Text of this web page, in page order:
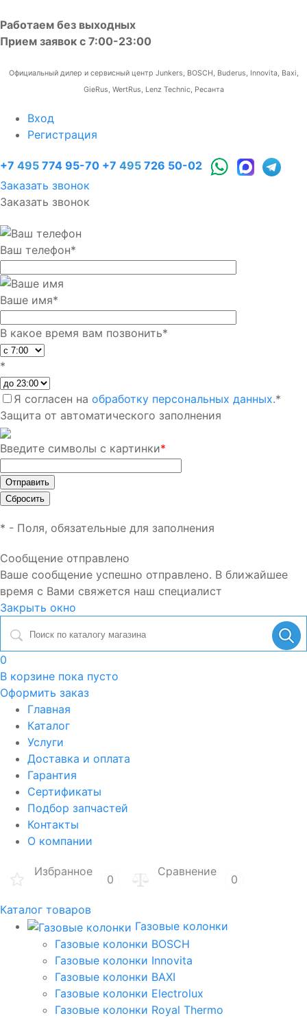
Работаем без выходных
Прием заявок с 7:00-23:00
Официальный дилер и сервисный центр Junkers, BOSCH, Buderus, Innovita, Baxi,
GieRus, WertRus, Lenz Technic, Ресанта
Вход
Регистрация
+7 495 774 95-70 +7 495 726 50-02
Заказать звонок
Заказать звонок
Ваш телефон*
Ваше имя*
В какое время вам позвонить*
*
Я согласен на обработку персональных данных.*
Защита от автоматического заполнения
Введите символы с картинки*
* - Поля, обязательные для заполнения
Сообщение отправлено
Ваше сообщение успешно отправлено. В ближайшее
время с Вами свяжется наш специалист
Закрыть окно
0
В корзине пока пусто
Оформить заказ
Главная
Каталог
Услуги
Доставка и оплата
Гарантия
Сертификаты
Подбор запчастей
Контакты
О компании
Избранное
0
Сравнение
0
Каталог товаров
Газовые колонки
Газовые колонки BOSCH
Газовые колонки Innovita
Газовые колонки BAXI
Газовые колонки Electrolux
Газовые колонки Royal Thermo